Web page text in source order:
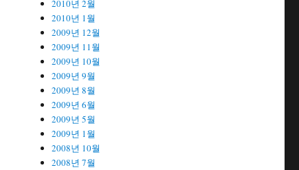
2010년 2월
2010년 1월
2009년 12월
2009년 11월
2009년 10월
2009년 9월
2009년 8월
2009년 6월
2009년 5월
2009년 1월
2008년 10월
2008년 7월